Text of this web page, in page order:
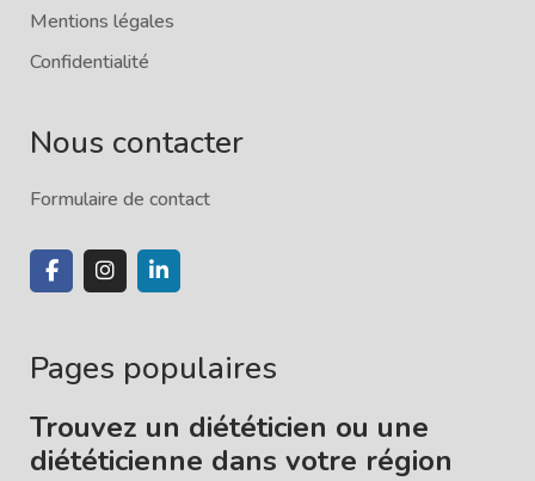
Mentions légales
Confidentialité
Nous contacter
Formulaire de contact
Pages populaires
Trouvez un diététicien ou une
diététicienne dans votre région